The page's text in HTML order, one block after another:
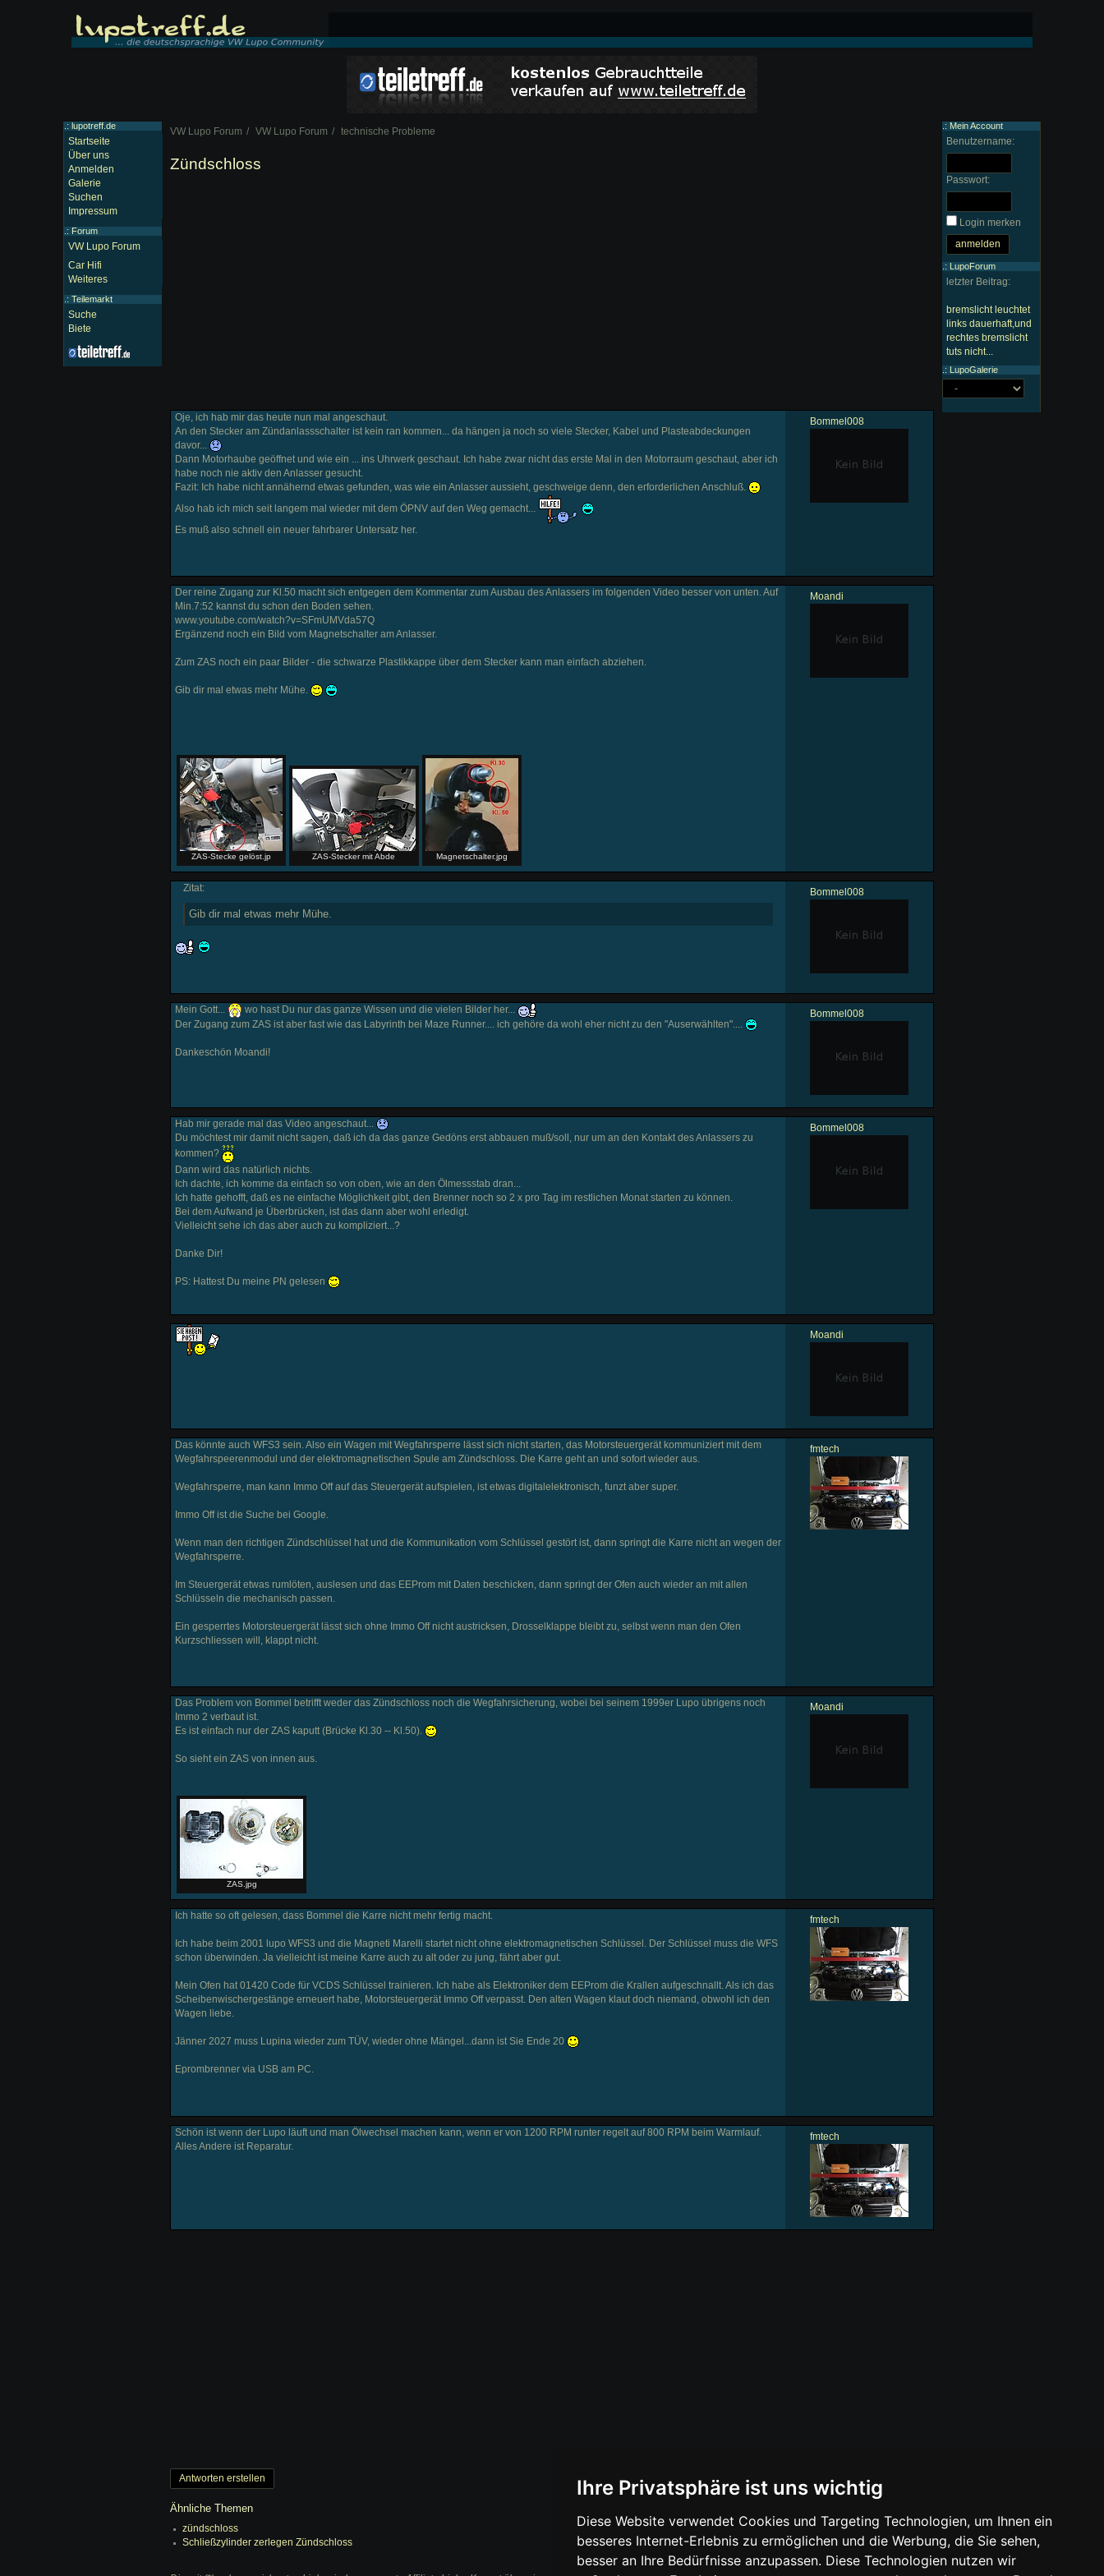
Ihre Privatsphäre ist uns wichtig
Diese Website verwendet Cookies und Targeting Technologien, um Ihnen ein
besseres Internet-Erlebnis zu ermöglichen und die Werbung, die Sie sehen,
besser an Ihre Bedürfnisse anzupassen. Diese Technologien nutzen wir
VW Lupo Forum VW Lupo Forum technische Probleme
Zündschloss
Bommel008
Oje, ich hab mir das heute nun mal angeschaut.
An den Stecker am Zündanlassschalter ist kein ran kommen... da hängen ja noch so viele Stecker, Kabel und Plasteabdeckungen
davor...
Dann Motorhaube geöffnet und wie ein ... ins Uhrwerk geschaut. Ich habe zwar nicht das erste Mal in den Motorraum geschaut, aber ich
habe noch nie aktiv den Anlasser gesucht.
Fazit: Ich habe nicht annähernd etwas gefunden, was wie ein Anlasser aussieht, geschweige denn, den erforderlichen Anschluß.
Also hab ich mich seit langem mal wieder mit dem ÖPNV auf den Weg gemacht...
Es muß also schnell ein neuer fahrbarer Untersatz her.
Moandi
Der reine Zugang zur Kl.50 macht sich entgegen dem Kommentar zum Ausbau des Anlassers im folgenden Video besser von unten. Auf
Min.7:52 kannst du schon den Boden sehen.
www.youtube.com/watch?v=SFmUMVda57Q
Ergänzend noch ein Bild vom Magnetschalter am Anlasser.
Zum ZAS noch ein paar Bilder - die schwarze Plastikkappe über dem Stecker kann man einfach abziehen.
Gib dir mal etwas mehr Mühe.
ZAS-Stecke gelöst.jp ZAS-Stecker mit Abde Magnetschalter.jpg
Bommel008
Zitat:
Gib dir mal etwas mehr Mühe.
Bommel008
Mein Gott...
wo hast Du nur das ganze Wissen und die vielen Bilder her...
Der Zugang zum ZAS ist aber fast wie das Labyrinth bei Maze Runner.... ich gehöre da wohl eher nicht zu den "Auserwählten"....
Dankeschön Moandi!
Bommel008
Hab mir gerade mal das Video angeschaut...
Du möchtest mir damit nicht sagen, daß ich da das ganze Gedöns erst abbauen muß/soll, nur um an den Kontakt des Anlassers zu
kommen?
Dann wird das natürlich nichts.
Ich dachte, ich komme da einfach so von oben, wie an den Ölmessstab dran...
Ich hatte gehofft, daß es ne einfache Möglichkeit gibt, den Brenner noch so 2 x pro Tag im restlichen Monat starten zu können.
Bei dem Aufwand je Überbrücken, ist das dann aber wohl erledigt.
Vielleicht sehe ich das aber auch zu kompliziert...?
Danke Dir!
PS: Hattest Du meine PN gelesen
Moandi
fmtech
Das könnte auch WFS3 sein. Also ein Wagen mit Wegfahrsperre lässt sich nicht starten, das Motorsteuergerät kommuniziert mit dem
Wegfahrspeerenmodul und der elektromagnetischen Spule am Zündschloss. Die Karre geht an und sofort wieder aus.
Wegfahrsperre, man kann Immo Off auf das Steuergerät aufspielen, ist etwas digitalelektronisch, funzt aber super.
Immo Off ist die Suche bei Google.
Wenn man den richtigen Zündschlüssel hat und die Kommunikation vom Schlüssel gestört ist, dann springt die Karre nicht an wegen der
Wegfahrsperre.
Im Steuergerät etwas rumlöten, auslesen und das EEProm mit Daten beschicken, dann springt der Ofen auch wieder an mit allen
Schlüsseln die mechanisch passen.
Ein gesperrtes Motorsteuergerät lässt sich ohne Immo Off nicht austricksen, Drosselklappe bleibt zu, selbst wenn man den Ofen
Kurzschliessen will, klappt nicht.
Moandi
Das Problem von Bommel betrifft weder das Zündschloss noch die Wegfahrsicherung, wobei bei seinem 1999er Lupo übrigens noch
Immo 2 verbaut ist.
Es ist einfach nur der ZAS kaputt (Brücke Kl.30 -- Kl.50).
So sieht ein ZAS von innen aus.
ZAS.jpg
fmtech
Ich hatte so oft gelesen, dass Bommel die Karre nicht mehr fertig macht.
Ich habe beim 2001 lupo WFS3 und die Magneti Marelli startet nicht ohne elektromagnetischen Schlüssel. Der Schlüssel muss die WFS
schon überwinden. Ja vielleicht ist meine Karre auch zu alt oder zu jung, fährt aber gut.
Mein Ofen hat 01420 Code für VCDS Schlüssel trainieren. Ich habe als Elektroniker dem EEProm die Krallen aufgeschnallt. Als ich das
Scheibenwischergestänge erneuert habe, Motorsteuergerät Immo Off verpasst. Den alten Wagen klaut doch niemand, obwohl ich den
Wagen liebe.
Jänner 2027 muss Lupina wieder zum TÜV, wieder ohne Mängel...dann ist Sie Ende 20
Eprombrenner via USB am PC.
fmtech
Schön ist wenn der Lupo läuft und man Ölwechsel machen kann, wenn er von 1200 RPM runter regelt auf 800 RPM beim Warmlauf.
Alles Andere ist Reparatur.
1 2
Antworten erstellen
Ähnliche Themen
24.06.2026
zündschloss
25.07.2026
Schließzylinder zerlegen Zündschloss
.: lupotreff.de
Startseite
Über uns
Anmelden
Galerie
Suchen
Impressum
.: Forum
VW Lupo Forum
Car Hifi
Weiteres
.: Teilemarkt
Suche
Biete
.: Mein Account
Benutzername:
Passwort:
Login merken
.: LupoForum
letzter Beitrag:
bremslicht leuchtet
links dauerhaft,und
rechtes bremslicht
tuts nicht...
.: LupoGalerie